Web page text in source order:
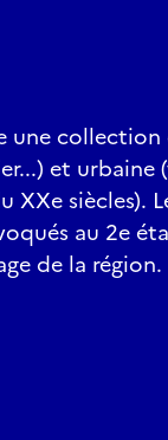
une
et
XXe siècles).
au 2e
de la région.